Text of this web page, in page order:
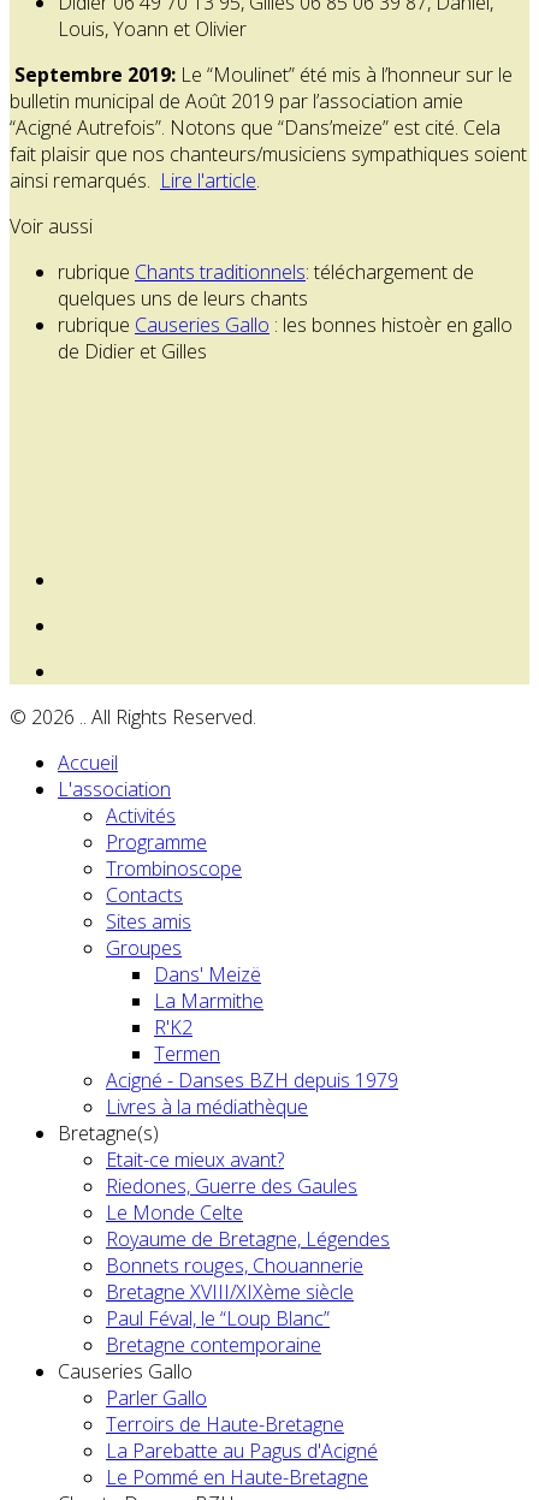
Louis, Yoann et Olivier
Septembre 2019: Le “Moulinet” été mis à l’honneur sur le
bulletin municipal de Août 2019 par l’association amie
“Acigné Autrefois”. Notons que “Dans’meize” est cité. Cela
fait plaisir que nos chanteurs/musiciens sympathiques soient
ainsi remarqués. Lire l'article.
Voir aussi
rubrique Chants traditionnels: téléchargement de
quelques uns de leurs chants
rubrique Causeries Gallo : les bonnes histoèr en gallo
de Didier et Gilles
© 2026 .. All Rights Reserved.
Accueil
L'association
Activités
Programme
Trombinoscope
Contacts
Sites amis
Groupes
Dans' Meizë
La Marmithe
R'K2
Termen
Acigné - Danses BZH depuis 1979
Livres à la médiathèque
Bretagne(s)
Etait-ce mieux avant?
Riedones, Guerre des Gaules
Le Monde Celte
Royaume de Bretagne, Légendes
Bonnets rouges, Chouannerie
Bretagne XVIII/XIXème siècle
Paul Féval, le “Loup Blanc”
Bretagne contemporaine
Causeries Gallo
Parler Gallo
Terroirs de Haute-Bretagne
La Parebatte au Pagus d'Acigné
Le Pommé en Haute-Bretagne